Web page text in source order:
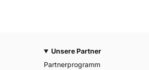
Unsere Partner
Partnerprogramm